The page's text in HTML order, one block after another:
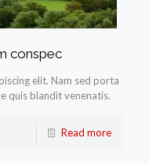
conspec
elit. Nam sed porta
quis blandit venenatis.
Read more